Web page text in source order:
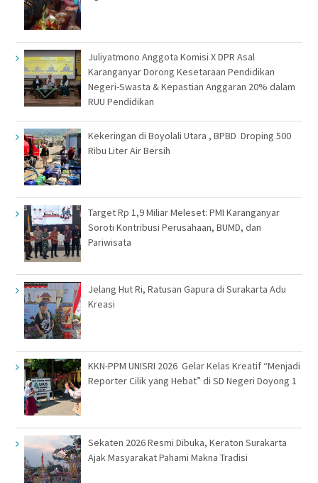
Juliyatmono Anggota Komisi X DPR Asal
Karanganyar Dorong Kesetaraan Pendidikan
Negeri-Swasta & Kepastian Anggaran 20% dalam
RUU Pendidikan
Kekeringan di Boyolali Utara , BPBD Droping 500
Ribu Liter Air Bersih
Target Rp 1,9 Miliar Meleset: PMI Karanganyar
Soroti Kontribusi Perusahaan, BUMD, dan
Pariwisata
Jelang Hut Ri, Ratusan Gapura di Surakarta Adu
Kreasi
KKN-PPM UNISRI 2026 Gelar Kelas Kreatif “Menjadi
Reporter Cilik yang Hebat” di SD Negeri Doyong 1
Sekaten 2026 Resmi Dibuka, Keraton Surakarta
Ajak Masyarakat Pahami Makna Tradisi